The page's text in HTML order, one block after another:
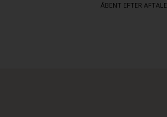
ÅBENT EFTER AFTALE